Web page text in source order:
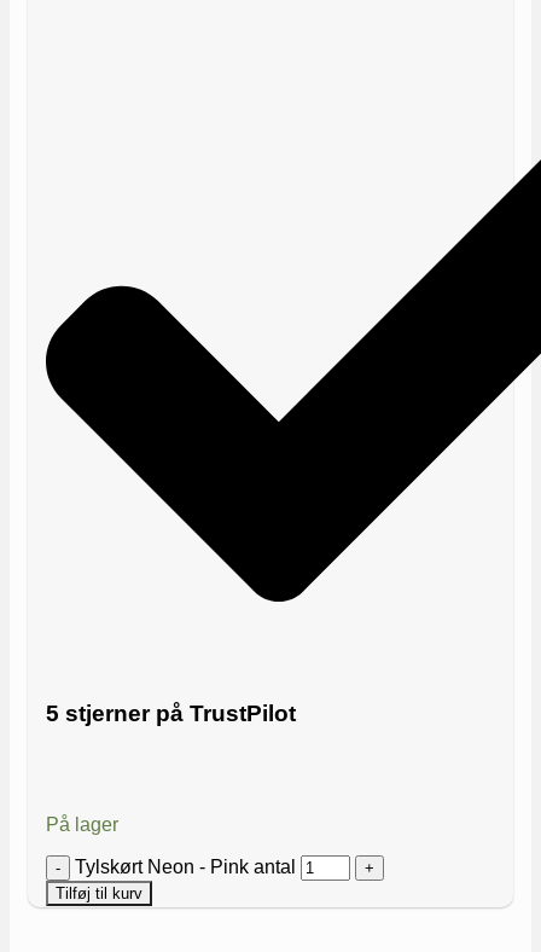
5 stjerner på TrustPilot
På lager
Tylskørt Neon - Pink antal
Tilføj til kurv